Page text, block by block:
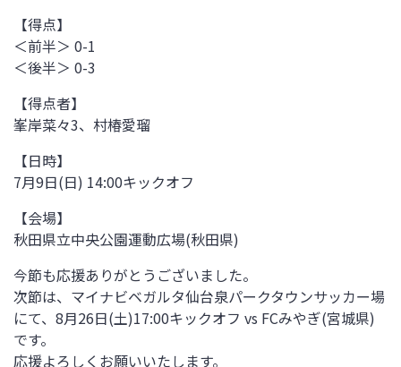
【得点】
＜前半＞ 0-1
＜後半＞ 0-3
【得点者】
峯岸菜々3、村椿愛瑠
【日時】
7月9日(日) 14:00キックオフ
【会場】
秋田県立中央公園運動広場(秋田県)
今節も応援ありがとうございました。
次節は、 マイナビベガルタ仙台泉パークタウンサッカー場
にて、8月26日(土)17:00キックオフ vs FCみやぎ(宮城県)
です。
応援よろしくお願いいたします。